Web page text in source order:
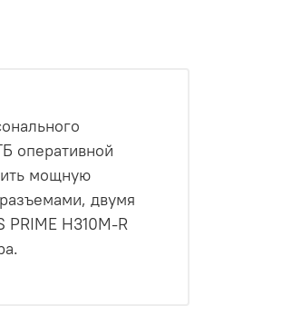
оперативной
мощную
двумя
H310M-R